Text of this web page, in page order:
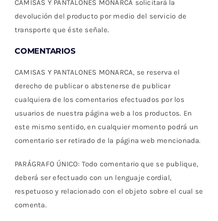
CAMISAS Y PANTALONES MONARCA solicitará la
devolución del producto por medio del servicio de
transporte que éste señale.
COMENTARIOS
CAMISAS Y PANTALONES MONARCA, se reserva el
derecho de publicar o abstenerse de publicar
cualquiera de los comentarios efectuados por los
usuarios de nuestra página web a los productos. En
este mismo sentido, en cualquier momento podrá un
comentario ser retirado de la página web mencionada.
PARÁGRAFO ÚNICO: Todo comentario que se publique,
deberá ser efectuado con un lenguaje cordial,
respetuoso y relacionado con el objeto sobre el cual se
comenta.